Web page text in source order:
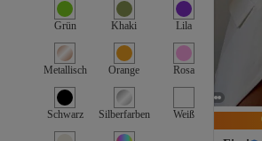
Grün Khaki Lila
Metallisch Orange Rosa
Schwarz Silberfarben Weiß